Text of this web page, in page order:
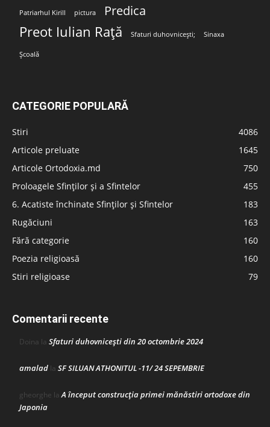
Patriarhul Kirill pictura Predica
Preot Iulian Rață Sfaturi duhovnicești; Sinaxa
Școală
CATEGORIE POPULARĂ
Stiri
4086
Articole preluate
1645
Articole Ortodoxia.md
750
Proloagele Sfinților și a Sfintelor
455
6. Acatiste închinate Sfinților și Sfintelor
183
Rugăciuni
163
Fără categorie
160
Poezia religioasă
160
Stiri religioase
79
Comentarii recente
Doina la Sfaturi duhovnicești din 20 octombrie 2024
amalad la SF SILUAN ATHONITUL -11/ 24 SEPEMBRIE
gheorghe laA început construcţia primei mănăstiri ortodoxe din
Japonia